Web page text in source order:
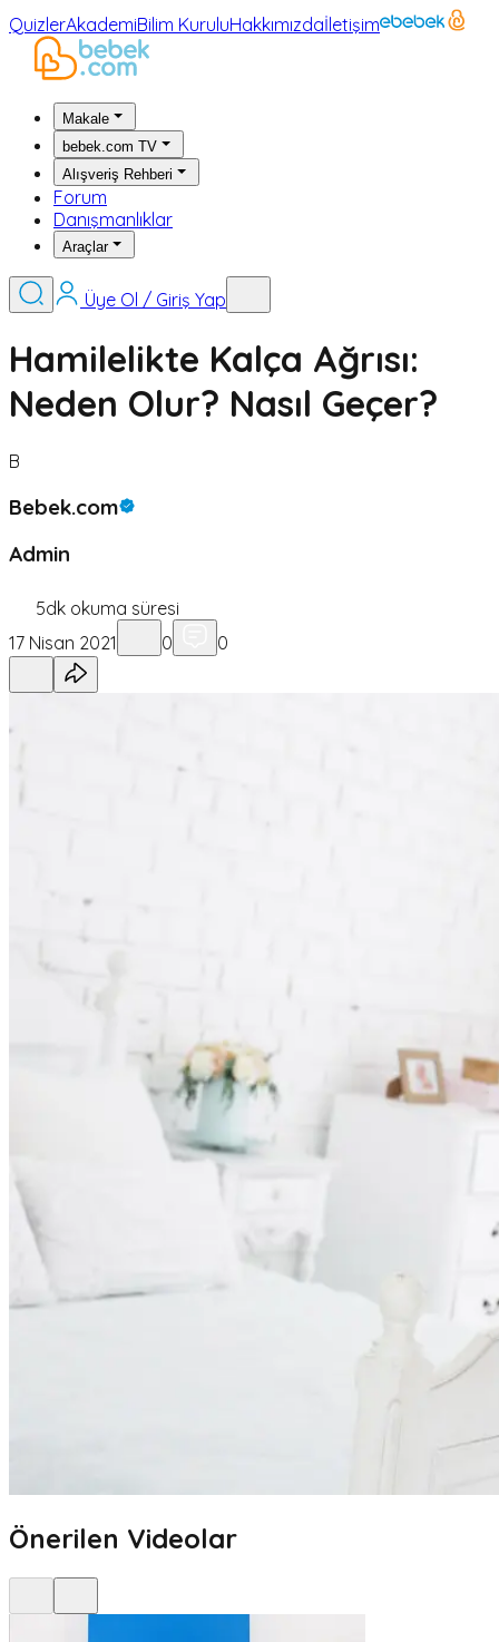
QuizlerAkademiBilim KuruluHakkımızdaİletişim
Makale
bebek.com TV
Alışveriş Rehberi
Forum
Danışmanlıklar
Araçlar
Üye Ol / Giriş Yap
Hamilelikte Kalça Ağrısı:
Neden Olur? Nasıl Geçer?
B
Bebek.com
Admin
5dk okuma süresi
17 Nisan 2021
0 0
Önerilen Videolar